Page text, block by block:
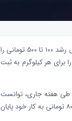
مشاهده شد؛ نرخ این محصول رشد ۱۰۰ تا ۵۰۰ تومانی را
نهایت روز چهارشنبه ۱۰ بهمن ماه به طور میانگین قیمت ۳۳ هزار و ۵۰۰ تومان را برای هر کیلوگرم به ثبت
طی هفته جاری، توانست
رشد ۱۰۰ تا یک هزار و ۷۰۰ تومانی را به ثبت برساند. بر همین اساس، تیرآهن روز چهارشنبه در کانال ۳۴ هزار و ۸۰۰ تومانی به کار خود پایان